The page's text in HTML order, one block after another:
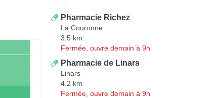
Pharmacie Richez
La Couronne
3.5 km
Fermée, ouvre demain à 9h
Pharmacie de Linars
Linars
4.2 km
Fermée, ouvre demain à 9h